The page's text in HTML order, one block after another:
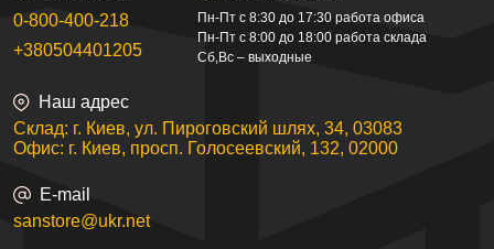
0-800-400-218
+380504401205
Пн-Пт с 8:30 до 17:30 работа офиса
Пн-Пт с 8:00 до 18:00 работа склада
Сб,Вс – выходные
Наш адрес
Склад: г. Киев, ул. Пироговский шлях, 34, 03083
Офис: г. Киев, просп. Голосеевский, 132, 02000
E-mail
sanstore@ukr.net